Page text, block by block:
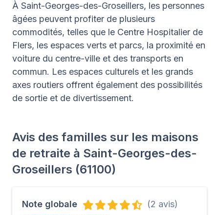
À Saint-Georges-des-Groseillers, les personnes
âgées peuvent profiter de plusieurs
commodités, telles que le Centre Hospitalier de
Flers, les espaces verts et parcs, la proximité en
voiture du centre-ville et des transports en
commun. Les espaces culturels et les grands
axes routiers offrent également des possibilités
de sortie et de divertissement.
Avis des familles sur les maisons
de retraite à Saint-Georges-des-
Groseillers (61100)
Note globale (2 avis)